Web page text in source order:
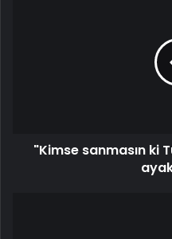
"Kimse sanmasın ki